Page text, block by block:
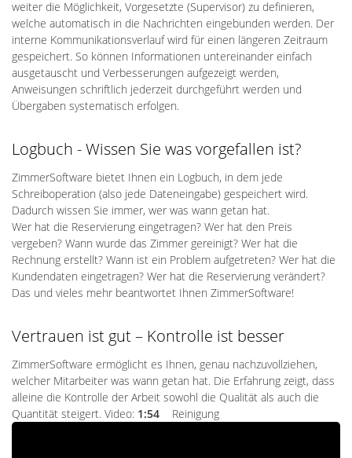
weiter die Möglichkeit, Vorgesetzte (Supervisor) zu definieren,
welche automatisch in die Nachrichten eingebunden werden. Der
interne Kommunikationsverlauf wird für einen längeren Zeitraum
gespeichert. So können Informationen untereinander einfach
ausgetauscht und Verbesserungen aufgezeigt werden,
Anweisungen schriftlich jederzeit durchgeführt werden und
Übergaben systematisch erfolgen.
Logbuch - Wissen Sie was vorgefallen ist?
ZimmerSoftware bietet Ihnen ein Logbuch, in dem jede
Schreiboperation (also jede Dateneingabe) gespeichert wird.
Dadurch wissen Sie immer, wer was wann getan hat.
Wer hat die Reservierung eingetragen? Wer hat den Preis
vergeben? Wann wurde das Zimmer gereinigt? Wer hat die
Rechnung erstellt? Wann ist ein Problem aufgetreten? Wer hat die
Kundendaten eingetragen? Wer hat die Reservierung verändert?
Das und vieles mehr beantwortet Ihnen ZimmerSoftware!
Vertrauen ist gut – Kontrolle ist besser
ZimmerSoftware ermöglicht es Ihnen, genau nachzuvollziehen,
welcher Mitarbeiter was wann getan hat. Die Erfahrung zeigt, dass
alleine die Kontrolle der Arbeit sowohl die Qualität als auch die
Quantität steigert. Video: 1:54 Reinigung